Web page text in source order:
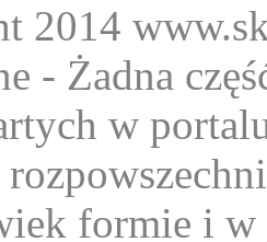
2014
- Żadna
w
formie i w